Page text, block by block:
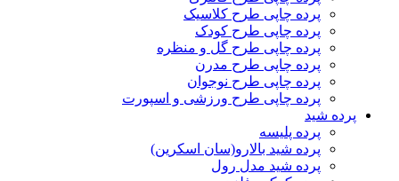
پرده چاپی طرح کلاسیک
پرده چاپی طرح کودک
پرده چاپی طرح گل و منظره
پرده چاپی طرح مدرن
پرده چاپی طرح نوجوان
پرده چاپی طرح ورزشی و اسپورت
پرده شید
پرده پلیسه
پرده شید بالارو(سان اسکرین)
پرده شید مدل رول